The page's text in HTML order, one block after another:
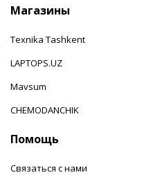
Магазины
Texnika Tashkent
LAPTOPS.UZ
Mavsum
CHEMODANCHIK
Помощь
Связаться с нами